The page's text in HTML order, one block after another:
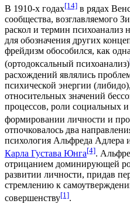
В 1910-х годах[14] в рядах
сообщества, возглавляемого
раскол и термин психоанализ
для обозначения других
фрейдизм обособился, как
(ортодоксальный психоанализ)
расхождений являлись
психической энергии
относительных значений
процессов, роли социальных
формировании личности и
отпочковалось два
психология Альфреда Адлера
Карла Густава Юнга[4].
отрицанием доминирующей
развитии личности, придав
стремлению к
совершенству[1].